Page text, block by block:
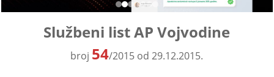
Službeni list AP Vojvodine
broj 54/2015 od 29.12.2015.